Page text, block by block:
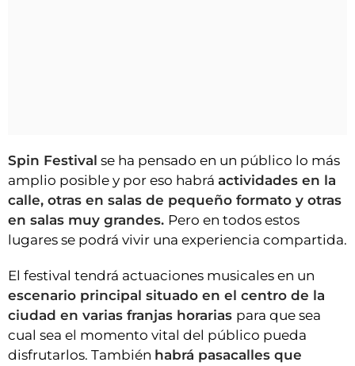
Spin Festival se ha pensado en un público lo más
amplio posible y por eso habrá actividades en la
calle, otras en salas de pequeño formato y otras
en salas muy grandes. Pero en todos estos
lugares se podrá vivir una experiencia compartida.
El festival tendrá actuaciones musicales en un
escenario principal situado en el centro de la
ciudad en varias franjas horarias para que sea
cual sea el momento vital del público pueda
disfrutarlos. También habrá pasacalles que